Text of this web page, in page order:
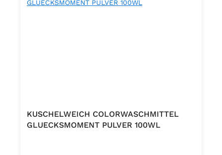
KUSCHELWEICH COLORWASCHMITTEL
GLUECKSMOMENT PULVER 100WL